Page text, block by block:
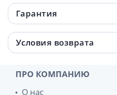
Гарантия
Условия возврата
ПРО КОМПАНИЮ
О нас